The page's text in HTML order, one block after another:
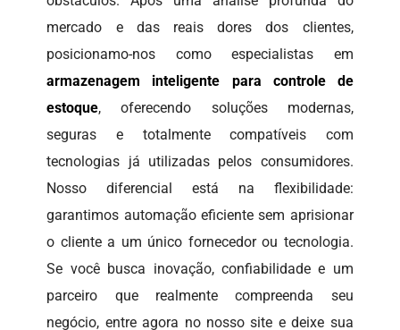
mercado e das reais dores dos clientes,
posicionamo-nos como especialistas em
armazenagem inteligente para controle de
estoque, oferecendo soluções modernas,
seguras e totalmente compatíveis com
tecnologias já utilizadas pelos consumidores.
Nosso diferencial está na flexibilidade:
garantimos automação eficiente sem aprisionar
o cliente a um único fornecedor ou tecnologia.
Se você busca inovação, confiabilidade e um
parceiro que realmente compreenda seu
negócio, entre agora no nosso site e deixe sua